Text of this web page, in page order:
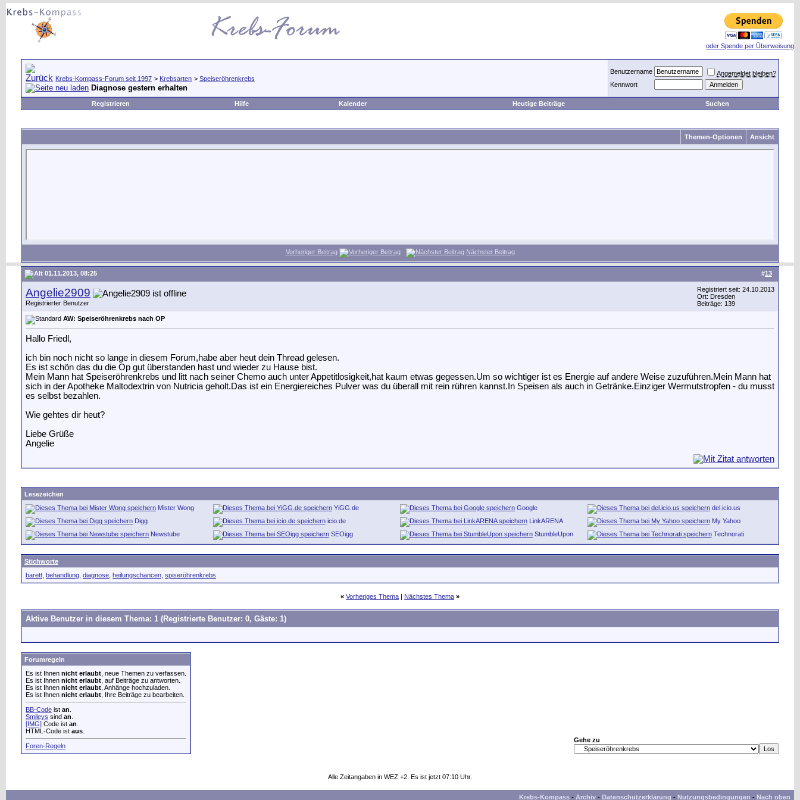
oder Spende per Überweisung
Krebs-Kompass-Forum seit 1997 > Krebsarten > Speiseröhrenkrebs
Diagnose gestern erhalten
Benutzername
Angemeldet bleiben?
Kennwort
Registrieren Hilfe Kalender Heutige Beiträge Suchen
Themen-Optionen Ansicht
Vorheriger Beitrag Nächster Beitrag
#13
01.11.2013, 08:25
Angelie2909
Registrierter Benutzer
Registriert seit: 24.10.2013
Ort: Dresden
Beiträge: 139
AW: Speiseröhrenkrebs nach OP
Hallo Friedl,
ich bin noch nicht so lange in diesem Forum,habe aber heut dein Thread gelesen.
Es ist schön das du die Op gut überstanden hast und wieder zu Hause bist.
Mein Mann hat Speiseröhrenkrebs und litt nach seiner Chemo auch unter Appetitlosigkeit,hat kaum etwas gegessen.Um so wichtiger ist es Energie auf andere Weise zuzuführen.Mein Mann hat
sich in der Apotheke Maltodextrin von Nutricia geholt.Das ist ein Energiereiches Pulver was du überall mit rein rühren kannst.In Speisen als auch in Getränke.Einziger Wermutstropfen - du musst
es selbst bezahlen.
Wie gehtes dir heut?
Liebe Grüße
Angelie
Lesezeichen
Mister Wong
YiGG.de Google
del.icio.us
Digg
icio.de LinkARENA
My Yahoo
Newstube
SEOigg StumbleUpon Technorati
Stichworte
barett behandlung diagnose heilungschancen spiseröhrenkrebs
« Vorheriges Thema | Nächstes Thema »
Aktive Benutzer in diesem Thema: 1 (Registrierte Benutzer: 0, Gäste: 1)
Forumregeln
Es ist Ihnen nicht erlaubt , neue Themen zu verfassen.
Es ist Ihnen nicht erlaubt , auf Beiträge zu antworten.
Es ist Ihnen nicht erlaubt , Anhänge hochzuladen.
Es ist Ihnen nicht erlaubt , Ihre Beiträge zu bearbeiten.
BB-Code ist an
Smileys sind an
[IMG] Code ist an
HTML-Code ist aus
Foren-Regeln
Gehe zu
Alle Zeitangaben in WEZ +2. Es ist jetzt 07:10 Uhr.
Krebs-Kompass - Archiv - Datenschutzerklärung - Nutzungsbedingungen - Nach oben